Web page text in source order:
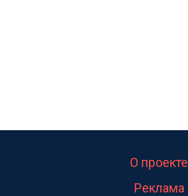
О проекте
Реклама